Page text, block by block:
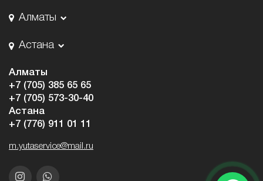
Алматы
Астана
Алматы
+7 (705) 385 65 65
+7 (705) 573-30-40
Астана
+7 (776) 911 01 11
m.yutaservice@mail.ru